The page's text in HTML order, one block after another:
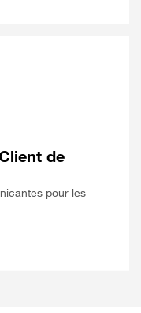
de
pour les